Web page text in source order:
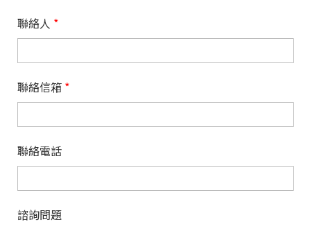
聯絡人 *
聯絡信箱 *
聯絡電話
諮詢問題